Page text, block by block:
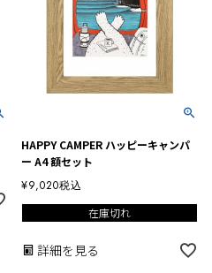
HAPPY CAMPER ハッピーキャンパ
ー A4 額セット
¥9,020税込
在庫切れ
詳細を見る